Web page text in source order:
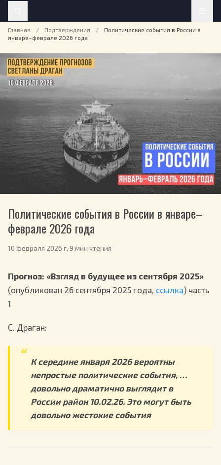
Главная / Подтверждения /
Политические события в России в
январе–феврале 2026 года
Политические события в России в январе–
феврале 2026 года
10 февраля 2026 г.·9 мин чтения
Прогноз: «Взгляд в будущее из сентября 2025»
(опубликован 26 сентября 2025 года, ссылка) часть
1
С. Драган:
К середине января 2026 вероятны
непростые политические события, …
довольно драматично выглядит в
России район 10.02.26. Это могут быть
довольно жестокие события